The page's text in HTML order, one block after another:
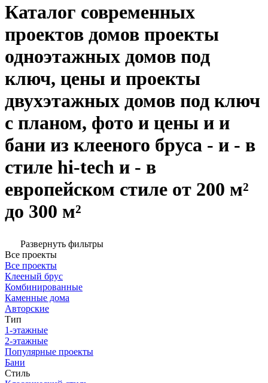
Каталог современных
проектов домов проекты
одноэтажных домов под
ключ, цены и проекты
двухэтажных домов под ключ
с планом, фото и цены и и
бани из клееного бруса - и - в
стиле hi-tech и - в
европейском стиле от 200 м²
до 300 м²
Развернуть фильтры
Все проекты
Все проекты
Клееный брус
Комбинированные
Каменные дома
Авторские
Тип
1-этажные
2-этажные
Популярные проекты
Бани
Стиль